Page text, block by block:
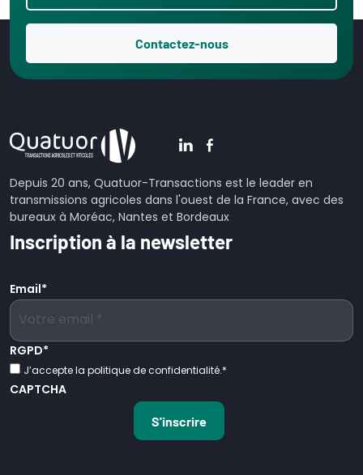
Contactez-nous
Depuis 20 ans, Quatuor-Transactions est le leader en
transmissions agricoles dans l'ouest de la France, avec des
bureaux à Moréac, Nantes et Bordeaux
Inscription à la newsletter
Email*
RGPD*
J’accepte la politique de confidentialité.*
CAPTCHA